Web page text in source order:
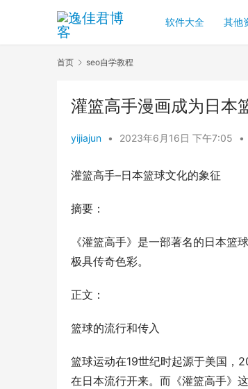
软件大全 其他
首页 seo自学教程
灌篮高手漫画成为日本
yijiajun • 2023年6月16日 下午7:05 •
灌篮高手–日本篮球文化的象征
摘要：
《灌篮高手》是一部著名的日本篮
极具传奇色彩。
正文：
篮球的流行和传入
篮球运动在19世纪时起源于美国，
在日本流行开来。而《灌篮高手》